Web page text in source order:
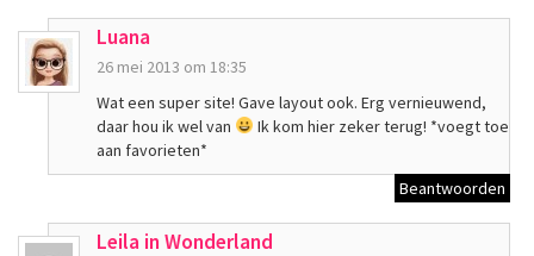
Luana
26 mei 2013 om 18:35
Wat een super site! Gave layout ook. Erg vernieuwend,
daar hou ik wel van
Ik kom hier zeker terug! *voegt toe
aan favorieten*
Beantwoorden
Leila in Wonderland